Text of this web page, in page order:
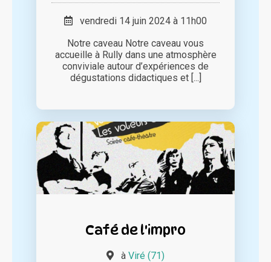
vendredi 14 juin 2024 à 11h00
Notre caveau Notre caveau vous
accueille à Rully dans une atmosphère
conviviale autour d’expériences de
dégustations didactiques et [...]
Café de l'impro
à Viré (71)